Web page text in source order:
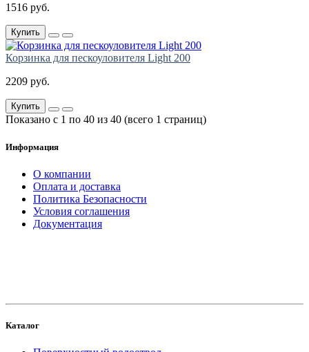
1516 руб.
Купить
Корзинка для пескоуловителя Light 200
2209 руб.
Купить
Показано с 1 по 40 из 40 (всего 1 страниц)
Информация
О компании
Оплата и доставка
Политика Безопасности
Условия соглашения
Документация
Каталог